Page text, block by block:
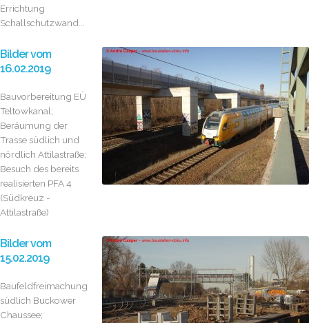
Errichtung
Schallschutzwand...
Bilder vom
16.02.2019
Bauvorbereitung EÜ
Teltowkanal;
Beräumung der
Trasse südlich und
nördlich Attilastraße;
Besuch des bereits
realisierten PFA 4
(Südkreuz -
Attilastraße)
Bilder vom
15.02.2019
Baufeldfreimachung
südlich Buckower
Chaussee;